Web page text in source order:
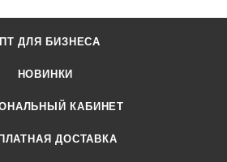
ДЛЯ БИЗНЕСА
НОВИНКИ
КАБИНЕТ
ДОСТАВКА